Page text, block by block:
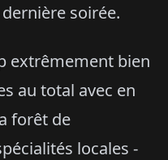
soirée.
extrêmement bien
au total avec en
forêt de
locales -